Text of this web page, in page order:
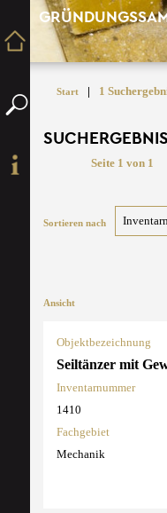
Start | 1
Seite 1 von 1
Sortieren nach
Ansicht
Objektbezeichnung
Seiltänzer mit
Inventarnummer
1410
Fachgebiet
Mechanik